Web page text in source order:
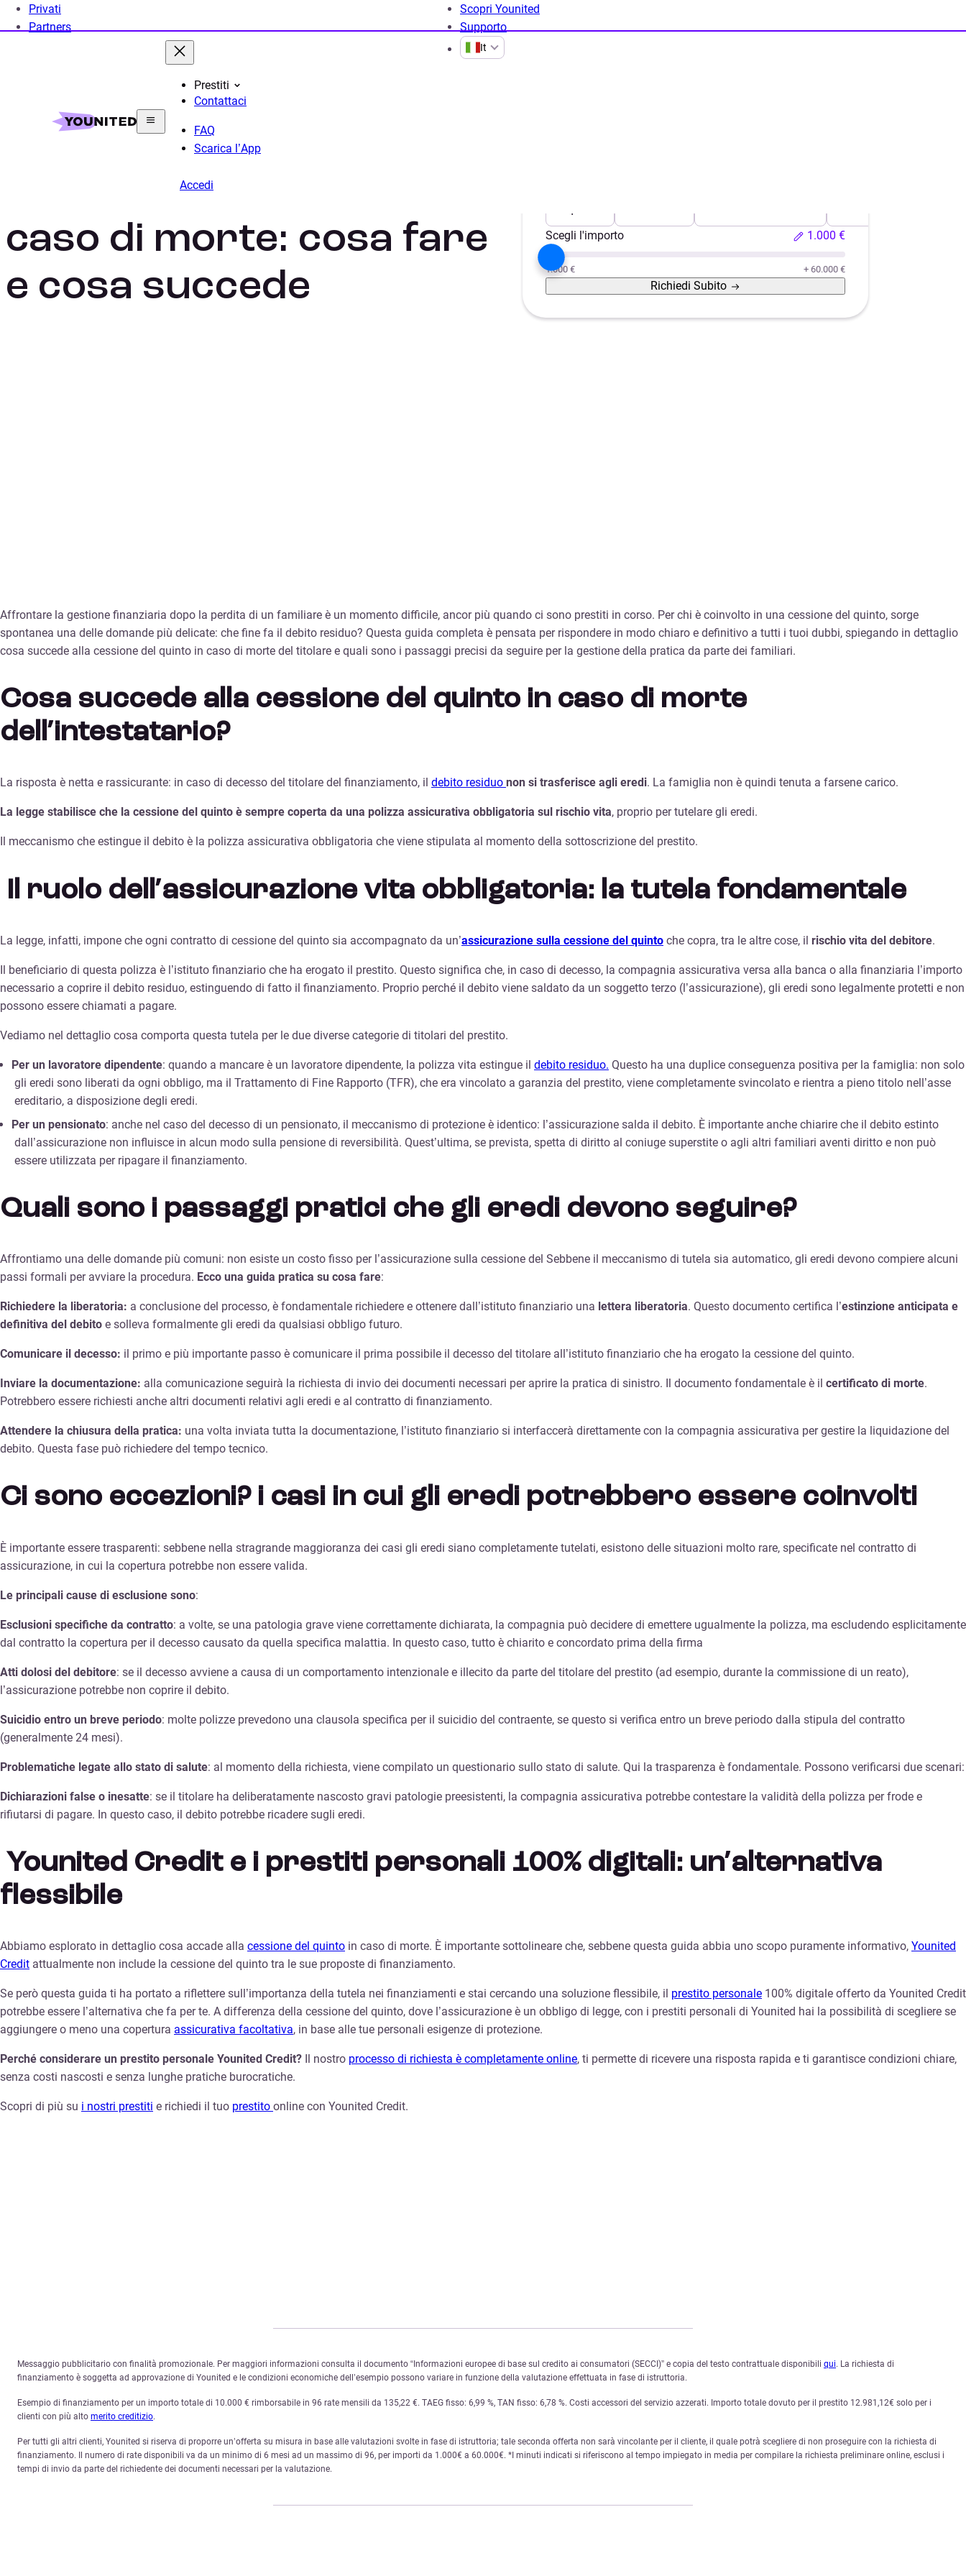
Privati
Partners
Scopri Younited
Supporto
It
Prestiti
Contattaci
FAQ
Scarica l’App
Accedi
Prestito Personale Cessione del Quinto
Cessione del quinto in
caso di morte: cosa fare
e cosa succede
Scegli l'importo
1.000 €
1.000 € + 60.000 €
Richiedi Subito
Affrontare la gestione finanziaria dopo la perdita di un familiare è un momento difficile, ancor più quando ci sono prestiti in corso. Per chi è coinvolto in una cessione del quinto, sorge
spontanea una delle domande più delicate: che fine fa il debito residuo? Questa guida completa è pensata per rispondere in modo chiaro e definitivo a tutti i tuoi dubbi, spiegando in dettaglio
cosa succede alla cessione del quinto in caso di morte del titolare e quali sono i passaggi precisi da seguire per la gestione della pratica da parte dei familiari.
Cosa succede alla cessione del quinto in caso di morte
dell’intestatario?
La risposta è netta e rassicurante: in caso di decesso del titolare del finanziamento, il debito residuo non si trasferisce agli eredi. La famiglia non è quindi tenuta a farsene carico.
La legge stabilisce che la cessione del quinto è sempre coperta da una polizza assicurativa obbligatoria sul rischio vita, proprio per tutelare gli eredi.
Il meccanismo che estingue il debito è la polizza assicurativa obbligatoria che viene stipulata al momento della sottoscrizione del prestito.
Il ruolo dell’assicurazione vita obbligatoria: la tutela fondamentale
La legge, infatti, impone che ogni contratto di cessione del quinto sia accompagnato da un’assicurazione sulla cessione del quinto che copra, tra le altre cose, il rischio vita del debitore.
Il beneficiario di questa polizza è l’istituto finanziario che ha erogato il prestito. Questo significa che, in caso di decesso, la compagnia assicurativa versa alla banca o alla finanziaria l’importo
necessario a coprire il debito residuo, estinguendo di fatto il finanziamento. Proprio perché il debito viene saldato da un soggetto terzo (l’assicurazione), gli eredi sono legalmente protetti e non
possono essere chiamati a pagare.
Vediamo nel dettaglio cosa comporta questa tutela per le due diverse categorie di titolari del prestito.
Per un lavoratore dipendente: quando a mancare è un lavoratore dipendente, la polizza vita estingue il debito residuo. Questo ha una duplice conseguenza positiva per la famiglia: non solo
gli eredi sono liberati da ogni obbligo, ma il Trattamento di Fine Rapporto (TFR), che era vincolato a garanzia del prestito, viene completamente svincolato e rientra a pieno titolo nell’asse
ereditario, a disposizione degli eredi.
Per un pensionato: anche nel caso del decesso di un pensionato, il meccanismo di protezione è identico: l’assicurazione salda il debito. È importante anche chiarire che il debito estinto
dall’assicurazione non influisce in alcun modo sulla pensione di reversibilità. Quest’ultima, se prevista, spetta di diritto al coniuge superstite o agli altri familiari aventi diritto e non può
essere utilizzata per ripagare il finanziamento.
Quali sono i passaggi pratici che gli eredi devono seguire?
Affrontiamo una delle domande più comuni: non esiste un costo fisso per l’assicurazione sulla cessione del Sebbene il meccanismo di tutela sia automatico, gli eredi devono compiere alcuni
passi formali per avviare la procedura. Ecco una guida pratica su cosa fare:
Richiedere la liberatoria: a conclusione del processo, è fondamentale richiedere e ottenere dall’istituto finanziario una lettera liberatoria. Questo documento certifica l’estinzione anticipata e
definitiva del debito e solleva formalmente gli eredi da qualsiasi obbligo futuro.
Comunicare il decesso: il primo e più importante passo è comunicare il prima possibile il decesso del titolare all’istituto finanziario che ha erogato la cessione del quinto.
Inviare la documentazione: alla comunicazione seguirà la richiesta di invio dei documenti necessari per aprire la pratica di sinistro. Il documento fondamentale è il certificato di morte.
Potrebbero essere richiesti anche altri documenti relativi agli eredi e al contratto di finanziamento.
Attendere la chiusura della pratica: una volta inviata tutta la documentazione, l’istituto finanziario si interfaccerà direttamente con la compagnia assicurativa per gestire la liquidazione del
debito. Questa fase può richiedere del tempo tecnico.
Ci sono eccezioni? i casi in cui gli eredi potrebbero essere coinvolti
È importante essere trasparenti: sebbene nella stragrande maggioranza dei casi gli eredi siano completamente tutelati, esistono delle situazioni molto rare, specificate nel contratto di
assicurazione, in cui la copertura potrebbe non essere valida.
Le principali cause di esclusione sono:
Esclusioni specifiche da contratto: a volte, se una patologia grave viene correttamente dichiarata, la compagnia può decidere di emettere ugualmente la polizza, ma escludendo esplicitamente
dal contratto la copertura per il decesso causato da quella specifica malattia. In questo caso, tutto è chiarito e concordato prima della firma
Atti dolosi del debitore: se il decesso avviene a causa di un comportamento intenzionale e illecito da parte del titolare del prestito (ad esempio, durante la commissione di un reato),
l’assicurazione potrebbe non coprire il debito.
Suicidio entro un breve periodo: molte polizze prevedono una clausola specifica per il suicidio del contraente, se questo si verifica entro un breve periodo dalla stipula del contratto
(generalmente 24 mesi).
Problematiche legate allo stato di salute: al momento della richiesta, viene compilato un questionario sullo stato di salute. Qui la trasparenza è fondamentale. Possono verificarsi due scenari:
Dichiarazioni false o inesatte: se il titolare ha deliberatamente nascosto gravi patologie preesistenti, la compagnia assicurativa potrebbe contestare la validità della polizza per frode e
rifiutarsi di pagare. In questo caso, il debito potrebbe ricadere sugli eredi.
Younited Credit e i prestiti personali 100% digitali: un’alternativa
flessibile
Abbiamo esplorato in dettaglio cosa accade alla cessione del quinto in caso di morte. È importante sottolineare che, sebbene questa guida abbia uno scopo puramente informativo, Younited
Credit attualmente non include la cessione del quinto tra le sue proposte di finanziamento.
Se però questa guida ti ha portato a riflettere sull’importanza della tutela nei finanziamenti e stai cercando una soluzione flessibile, il prestito personale 100% digitale offerto da Younited Credit
potrebbe essere l’alternativa che fa per te. A differenza della cessione del quinto, dove l’assicurazione è un obbligo di legge, con i prestiti personali di Younited hai la possibilità di scegliere se
aggiungere o meno una copertura assicurativa facoltativa, in base alle tue personali esigenze di protezione.
Perché considerare un prestito personale Younited Credit? Il nostro processo di richiesta è completamente online, ti permette di ricevere una risposta rapida e ti garantisce condizioni chiare,
senza costi nascosti e senza lunghe pratiche burocratiche.
Scopri di più su i nostri prestiti e richiedi il tuo prestito online con Younited Credit.
Messaggio pubblicitario con finalità promozionale. Per maggiori informazioni consulta il documento “Informazioni europee di base sul credito ai consumatori (SECCI)” e copia del testo contrattuale disponibili qui. La richiesta di
finanziamento è soggetta ad approvazione di Younited e le condizioni economiche dell’esempio possono variare in funzione della valutazione effettuata in fase di istruttoria.
Esempio di finanziamento per un importo totale di 10.000 € rimborsabile in 96 rate mensili da 135,22 €. TAEG fisso: 6,99 %, TAN fisso: 6,78 %. Costi accessori del servizio azzerati. Importo totale dovuto per il prestito 12.981,12€ solo per i
clienti con più alto merito creditizio.
Per tutti gli altri clienti, Younited si riserva di proporre un’offerta su misura in base alle valutazioni svolte in fase di istruttoria; tale seconda offerta non sarà vincolante per il cliente, il quale potrà scegliere di non proseguire con la richiesta di
finanziamento. Il numero di rate disponibili va da un minimo di 6 mesi ad un massimo di 96, per importi da 1.000€ a 60.000€. *I minuti indicati si riferiscono al tempo impiegato in media per compilare la richiesta preliminare online, esclusi i
tempi di invio da parte del richiedente dei documenti necessari per la valutazione.